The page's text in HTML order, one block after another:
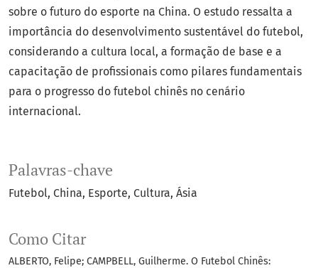
Palavras-chave
Futebol China Esporte Cultura Ásia
Como Citar
ALBERTO, Felipe; CAMPBELL, Guilherme. O Futebol Chinês:
sobre o futuro do esporte na China. O estudo ressalta a
importância do desenvolvimento sustentável do futebol,
considerando a cultura local, a formação de base e a
capacitação de profissionais como pilares fundamentais
para o progresso do futebol chinês no cenário
internacional.